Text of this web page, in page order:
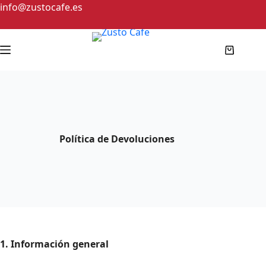
info@zustocafe.es
Política de Devoluciones
1. Información general